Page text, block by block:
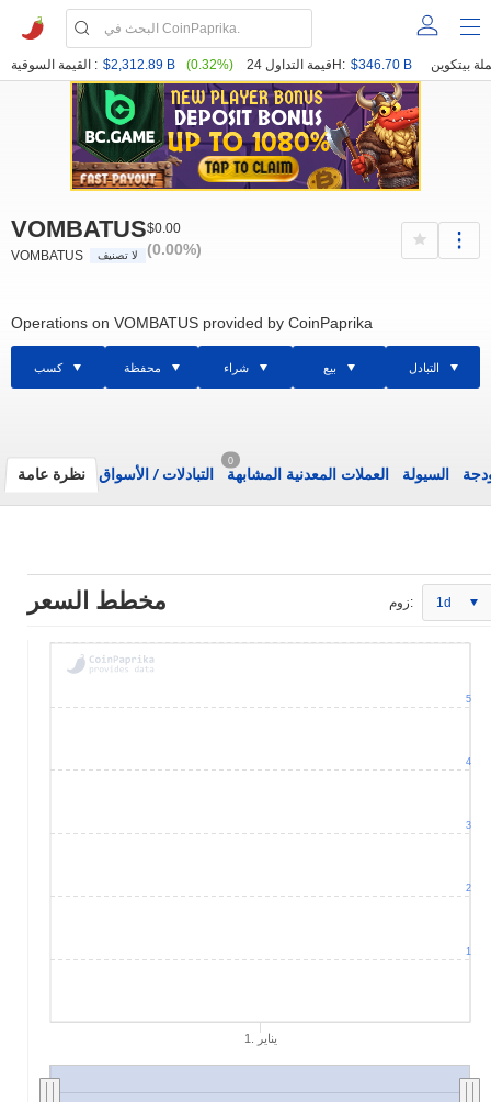
القيمة السوقية : $2,312.89 B (0.32%) قيمة التداول 24H: $346.70 B
VOMBATUS
VOMBATUS لا تصنيف
$0.00
(0.00%)
Operations on VOMBATUS provided by CoinPaprika
كسب محفظة شراء بيع التبادل
نظرة عامة التبادلات/ الأسواق
0
العملات المعدنية المشابهة السيولة
مخطط السعر زوم: 1d
1. يناير
1
2
3
4
5